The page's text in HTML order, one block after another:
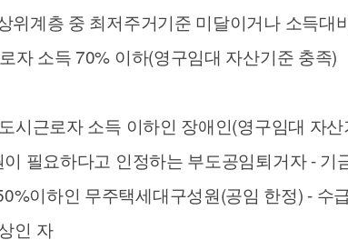
위계층 중 최저주거기준 미달이거나 소득대
자 소득 70% 이하(영구임대 자산기준 충족)
시근로자 소득 이하인 장애인(영구임대 자
필요하다고 인정하는 부도공임퇴거자 - 기
이하인 무주택세대구성원(공임 한정) - 수
인 자